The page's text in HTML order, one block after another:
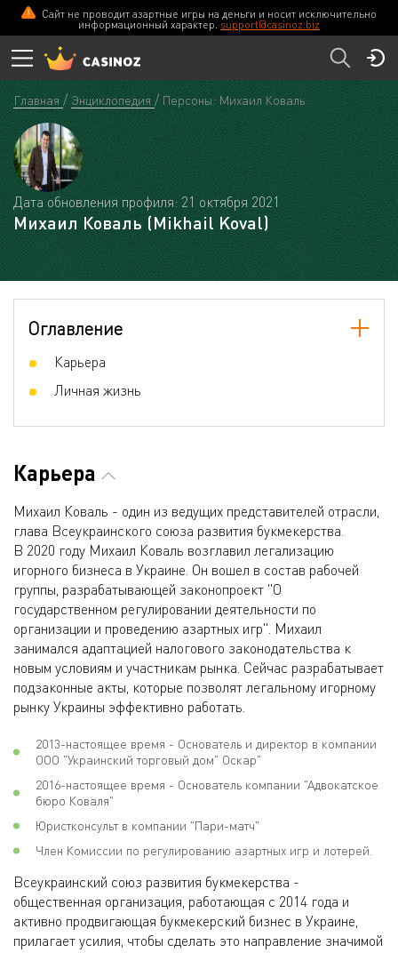
Сайт не проводит азартные игры на деньги и носит исключительно
информационный характер. support@casinoz.biz
Главная Энциклопедия Персоны: Михаил Коваль
Дата обновления профиля: 21 октября 2021
Михаил Коваль (Mikhail Koval)
Оглавление
Карьера
Личная жизнь
Карьера
Михаил Коваль - один из ведущих представителей отрасли,
глава Всеукраинского союза развития букмекерства.
В 2020 году Михаил Коваль возглавил легализацию
игорного бизнеса в Украине. Он вошел в состав рабочей
группы, разрабатывающей законопроект "О
государственном регулировании деятельности по
организации и проведению азартных игр". Михаил
занимался адаптацией налогового законодательства к
новым условиям и участникам рынка. Сейчас разрабатывает
подзаконные акты, которые позволят легальному игорному
рынку Украины эффективно работать.
2013-настоящее время - Основатель и директор в компании
ООО "Украинский торговый дом" Оскар"
2016-настоящее время - Основатель компании "Адвокатское
бюро Коваля"
Юристконсульт в компании "Пари-матч"
Член Комиссии по регулированию азартных игр и лотерей.
Всеукраинский союз развития букмекерства -
общественная организация, работающая с 2014 года и
активно продвигающая букмекерский бизнес в Украине,
прилагает усилия, чтобы сделать это направление значимой